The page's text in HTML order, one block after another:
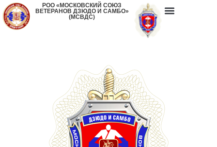
РОО «МОСКОВСКИЙ СОЮЗ
ВЕТЕРАНОВ ДЗЮДО И САМБО»
(МСВДС)